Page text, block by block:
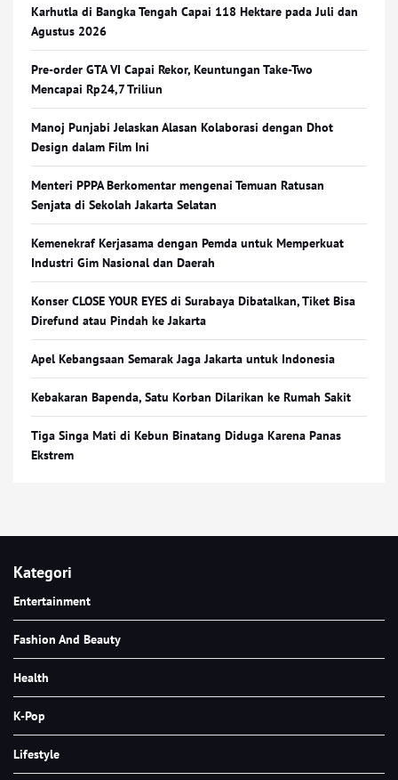
Karhutla di Bangka Tengah Capai 118 Hektare pada Juli dan
Agustus 2026
Pre-order GTA VI Capai Rekor, Keuntungan Take-Two
Mencapai Rp24,7 Triliun
Manoj Punjabi Jelaskan Alasan Kolaborasi dengan Dhot
Design dalam Film Ini
Menteri PPPA Berkomentar mengenai Temuan Ratusan
Senjata di Sekolah Jakarta Selatan
Kemenekraf Kerjasama dengan Pemda untuk Memperkuat
Industri Gim Nasional dan Daerah
Konser CLOSE YOUR EYES di Surabaya Dibatalkan, Tiket Bisa
Direfund atau Pindah ke Jakarta
Apel Kebangsaan Semarak Jaga Jakarta untuk Indonesia
Kebakaran Bapenda, Satu Korban Dilarikan ke Rumah Sakit
Tiga Singa Mati di Kebun Binatang Diduga Karena Panas
Ekstrem
Kategori
Entertainment
Fashion And Beauty
Health
K-Pop
Lifestyle